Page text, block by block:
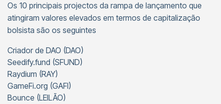
Os 10 principais projectos da rampa de lançamento que
atingiram valores elevados em termos de capitalização
bolsista são os seguintes
Criador de DAO (DAO)
Seedify.fund (SFUND)
Raydium (RAY)
GameFi.org (GAFI)
Bounce (LEILÃO)